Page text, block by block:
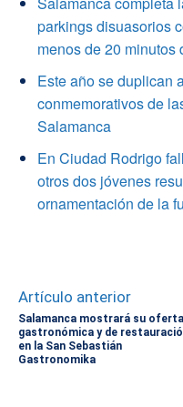
parkings disuasorios
menos de 20 minutos
Este año se duplican
conmemorativos de
Salamanca
En Ciudad Rodrigo
otros dos jóvenes
ornamentación de la
Artículo anterior
Salamanca mostrará su oferta
gastronómica y de
en la San Sebastián
Gastronomika